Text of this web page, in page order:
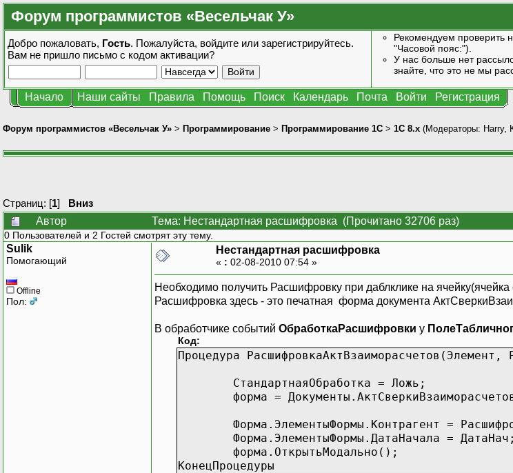
Форум программистов «Весельчак У»
Добро пожаловать, Гость. Пожалуйста, войдите или зарегистрируйтесь.
Вам не пришло письмо с кодом активации?
Рекомендуем проверить
"Часовой пояс:").
У нас больше нет
знайте, что это не мы
Начало Наши сайты Правила Помощь Поиск Календарь Почта Войти Регистрация
Форум программистов «Весельчак У» > Программирование > Программирование 1С > 1С 8.x (Модераторы: Harry,
Страниц: [1] Вниз
Автор
Тема: Нестандартная расшифровка (Прочитано 32706 раз)
0 Пользователей и 2 Гостей смотрят эту тему.
Sulik
Помогающий
Offline
Пол:
Нестандартная расшифровка
« : 02-08-2010 07:54 »
Необходимо получить Расшифровку при даблклике на
Расшифровка здесь - это печатная форма документа
В обработчике событий ОбработкаРасшифровки у
Код:
Процедура РасшифровкаАктВзаиморасчетов(Элемент,
СтандартнаяОбработка = Ложь;
форма =
Форма.ЭлементыФормы.Контрагент =
Форма.ЭлементыФормы.ДатаНачала = ДатаНач;
форма.ОткрытьМодально();
КонецПроцедуры